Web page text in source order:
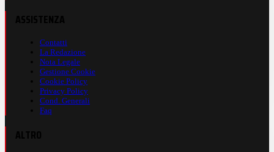
Contatti
La Redazione
Nota Legale
Gestione Cookie
Cookie Policy
Privacy Policy
Cond. Generali
Faq